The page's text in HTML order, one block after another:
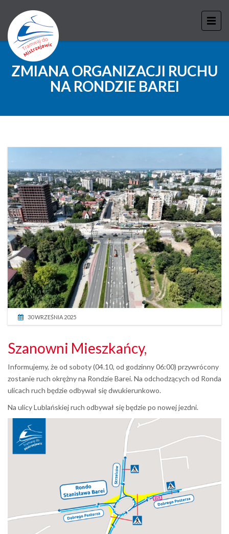
ZMIANA ORGANIZACJI RUCHU
NA RONDZIE BAREI
30 WRZEŚNIA 2025
Szanowni Mieszkańcy,
Informujemy, że od soboty (04.10, od godzinny 06:00) przywrócony
zostanie ruch okrężny na Rondzie Barei. Na odchodzących od Ronda
ulicach ruch będzie odbywał się dwukierunkowo.
Na ulicy Lublańskiej ruch odbywał się będzie po nowej jezdni.